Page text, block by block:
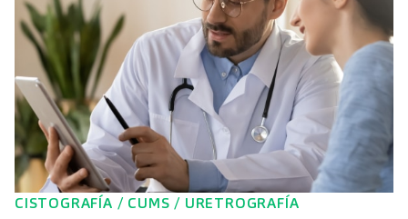
CISTOGRAFÍA / CUMS / URETROGRAFÍA